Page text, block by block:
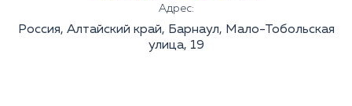
Адрес:
Россия, Алтайский край, Барнаул, Мало-Тобольская
улица, 19